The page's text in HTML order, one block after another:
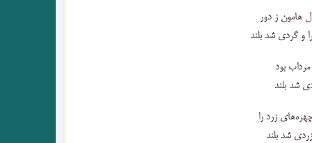
هامون ز دور
و گردی شد بلند
بود
شد بلند
زرد را
شد بلند